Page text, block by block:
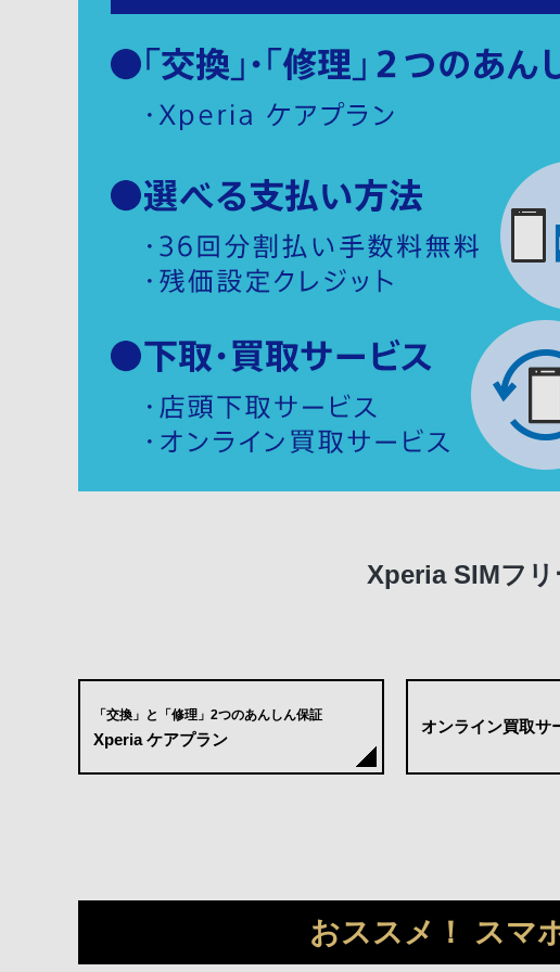
Xperia SIMフ
「交換」と「修理」 2つのあんしん保証
Xperia ケアプラン
オンライン買取サ
おススメ！ スマ